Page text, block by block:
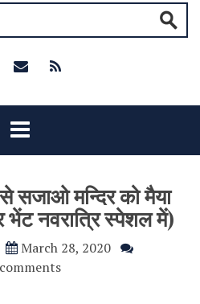
सजाओ मन्दिर को मैया
भेंट नवरात्रि स्पेशल में)
March 28, 2020